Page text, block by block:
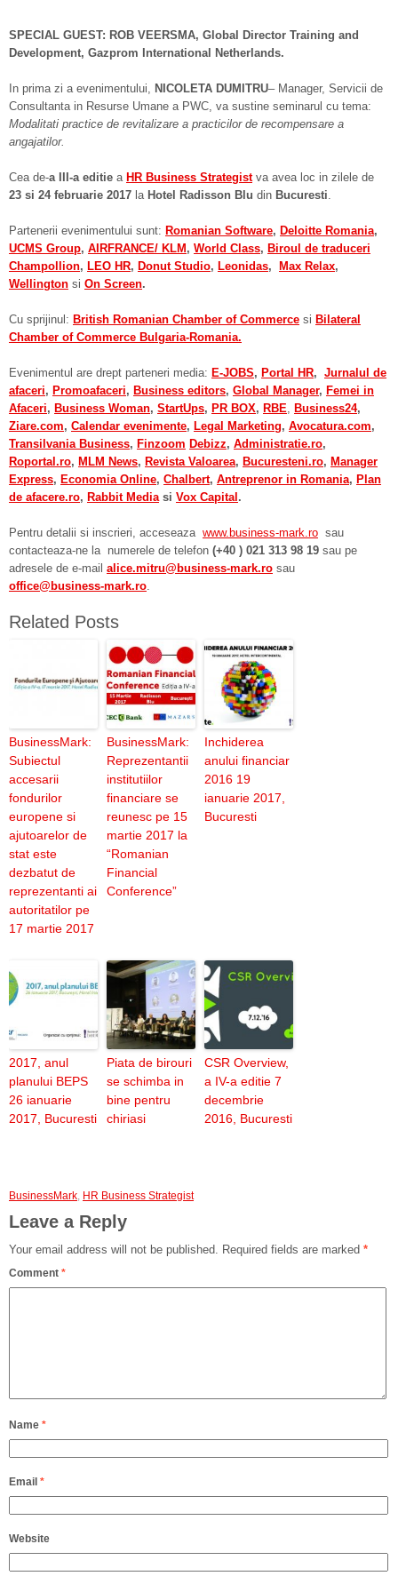
SPECIAL GUEST: ROB VEERSMA, Global Director Training and
Development, Gazprom International Netherlands.
In prima zi a evenimentului, NICOLETA DUMITRU– Manager, Servicii de
Consultanta in Resurse Umane a PWC, va sustine seminarul cu tema:
Modalitati practice de revitalizare a practicilor de recompensare a
angajatilor.
Cea de-a III-a editie a HR Business Strategist va avea loc in zilele de
23 si 24 februarie 2017 la Hotel Radisson Blu din Bucuresti.
Partenerii evenimentului sunt: Romanian Software, Deloitte Romania,
UCMS Group, AIRFRANCE/ KLM , World Class, Biroul de traduceri
Champollion, LEO HR, Donut Studio, Leonidas, Max Relax,
Wellington si On Screen.
Cu sprijinul: British Romanian Chamber of Commerce si Bilateral
Chamber of Commerce Bulgaria-Romania.
Evenimentul are drept parteneri media: E-JOBS, Portal HR, Jurnalul de
afaceri, Promoafaceri, Business editors, Global Manager, Femei in
Afaceri, Business Woman, StartUps, PR BOX, RBE, Business24,
Ziare.com, Calendar evenimente, Legal Marketing, Avocatura.com,
Transilvania Business, Finzoom Debizz, Administratie.ro,
Roportal.ro, MLM News, Revista Valoarea, Bucuresteni.ro, Manager
Express, Economia Online, Chalbert, Antreprenor in Romania, Plan
de afacere.ro, Rabbit Media si Vox Capital .
Pentru detalii si inscrieri, acceseaza www.business-mark.ro sau
contacteaza-ne la numerele de telefon (+40 ) 021 313 98 19 sau pe
adresele de e-mail alice.mitru@business-mark.ro sau
office@business-mark.ro.
Related Posts
BusinessMark:
Subiectul
accesarii
fondurilor
europene si
ajutoarelor de
stat este
dezbatut de
reprezentanti ai
autoritatilor pe
17 martie 2017
BusinessMark:
Reprezentantii
institutiilor
financiare se
reunesc pe 15
martie 2017 la
“Romanian
Financial
Conference”
Inchiderea
anului financiar
2016 19
ianuarie 2017,
Bucuresti
2017, anul
planului BEPS
26 ianuarie
2017, Bucuresti
Piata de birouri
se schimba in
bine pentru
chiriasi
CSR Overview,
a IV-a editie 7
decembrie
2016, Bucuresti
BusinessMark, HR Business Strategist
Leave a Reply
Your email address will not be published. Required fields are marked *
Comment *
Name *
Email *
Website